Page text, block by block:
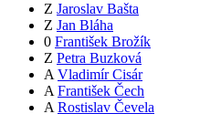
Z Jaroslav Bašta
Z Jan Bláha
0 František Brožík
Z Petra Buzková
A Vladimír Cisár
A František Čech
A Rostislav Čevela